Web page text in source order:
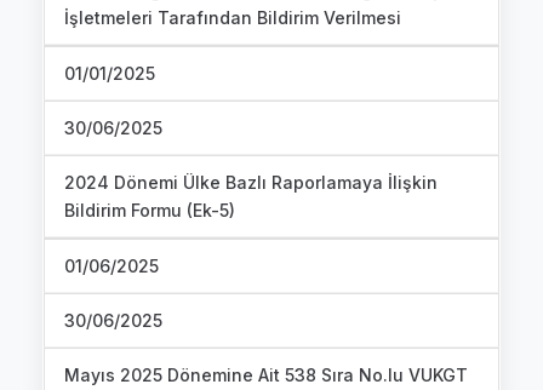
İşletmeleri Tarafından Bildirim Verilmesi
01/01/2025
30/06/2025
2024 Dönemi Ülke Bazlı Raporlamaya İlişkin
Bildirim Formu (Ek-5)
01/06/2025
30/06/2025
Mayıs 2025 Dönemine Ait 538 Sıra No.lu VUKGT